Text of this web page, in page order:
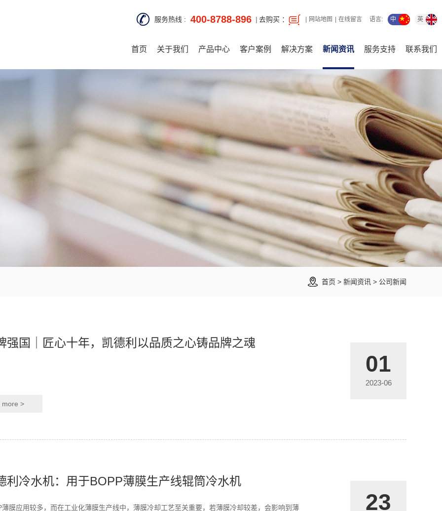
服务热线 : 400-8788-896 去购买 ： 网站地图 在线留言 语言: 中 英
首页 关于我们 产品中心 客户案例 解决方案 新闻资讯 服务支持 联系我们
首页 > 新闻资讯 > 公司新闻
01
2023-06
强国｜匠心十年，凯德利以品质之心铸品牌之魂
more >
23
利冷水机：用于BOPP薄膜生产线辊筒冷水机
薄膜应用较多，而在工业化薄膜生产线中，薄膜冷却工艺至关重要，若薄膜冷却较差，会影响到薄